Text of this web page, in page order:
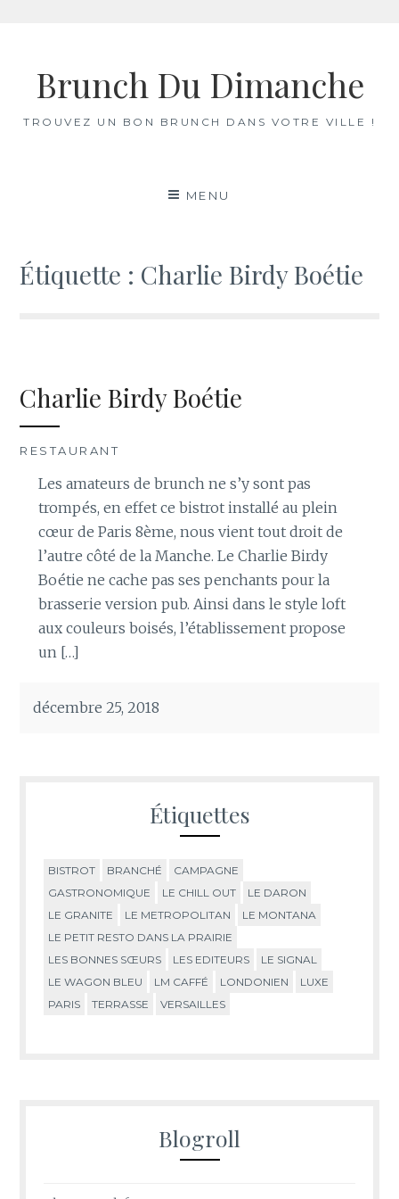
contentBrunch Du Dimanche
TROUVEZ UN BON BRUNCH DANS VOTRE VILLE !
MENU
Étiquette : Charlie Birdy Boétie
Charlie Birdy Boétie
RESTAURANT
Les amateurs de brunch ne s’y sont pas
trompés, en effet ce bistrot installé au plein
cœur de Paris 8ème, nous vient tout droit de
l’autre côté de la Manche. Le Charlie Birdy
Boétie ne cache pas ses penchants pour la
brasserie version pub. Ainsi dans le style loft
aux couleurs boisés, l’établissement propose
un […]
décembre 25, 2018
Étiquettes
BISTROT BRANCHÉ
CAMPAGNE
GASTRONOMIQUE
LE CHILL OUT
LE DARON
LE GRANITE
LE METROPOLITAN
LE MONTANA
LE PETIT RESTO DANS LA PRAIRIE
LES BONNES SŒURS
LES EDITEURS
LE SIGNAL
LE WAGON BLEU
LM CAFFÉ LONDONIEN
LUXE
PARIS
TERRASSE VERSAILLES
Blogroll